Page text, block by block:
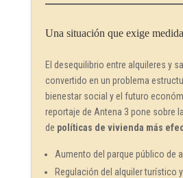
Una situación que exige
El desequilibrio entre alquileres y
convertido en un problema
bienestar social y el futuro
reportaje de Antena 3 pone sobre
de políticas de vivienda más
Aumento del parque público de
Regulación del alquiler turístico y